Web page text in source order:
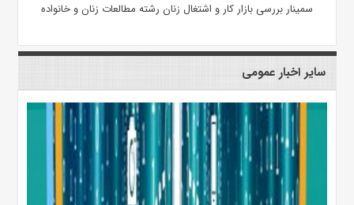
سمینار بررسی بازار کار و اشتغال زنان رشته مطالعات زنان و خانواده
سایر اخبار عمومی